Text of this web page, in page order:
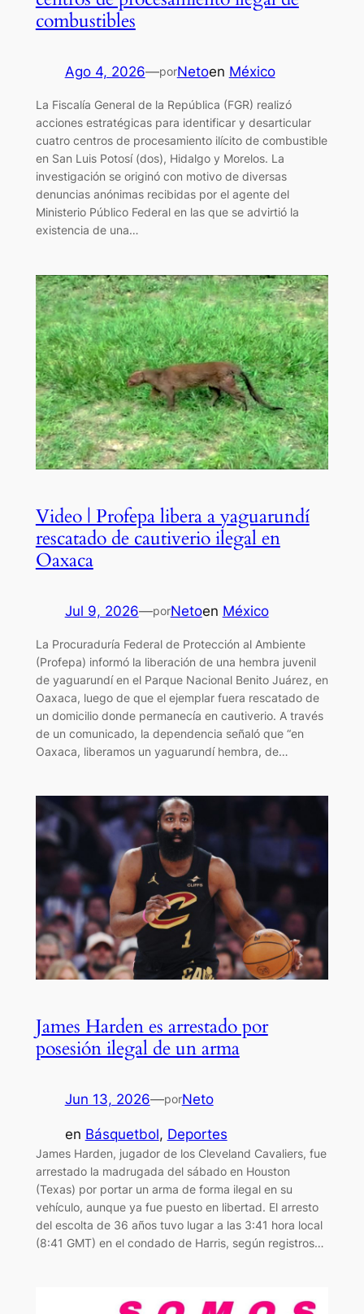
combustibles
Ago 4, 2026—porNetoen México
La Fiscalía General de la República (FGR) realizó
acciones estratégicas para identificar y desarticular
cuatro centros de procesamiento ilícito de combustible
en San Luis Potosí (dos), Hidalgo y Morelos. La
investigación se originó con motivo de diversas
denuncias anónimas recibidas por el agente del
Ministerio Público Federal en las que se advirtió la
existencia de una…
Video | Profepa libera a yaguarundí
rescatado de cautiverio ilegal en
Oaxaca
Jul 9, 2026—porNetoen México
La Procuraduría Federal de Protección al Ambiente
(Profepa) informó la liberación de una hembra juvenil
de yaguarundí en el Parque Nacional Benito Juárez, en
Oaxaca, luego de que el ejemplar fuera rescatado de
un domicilio donde permanecía en cautiverio. A través
de un comunicado, la dependencia señaló que “en
Oaxaca, liberamos un yaguarundí hembra, de…
James Harden es arrestado por
posesión ilegal de un arma
Jun 13, 2026—porNeto
en Básquetbol, Deportes
James Harden, jugador de los Cleveland Cavaliers, fue
arrestado la madrugada del sábado en Houston
(Texas) por portar un arma de forma ilegal en su
vehículo, aunque ya fue puesto en libertad. El arresto
del escolta de 36 años tuvo lugar a las 3:41 hora local
(8:41 GMT) en el condado de Harris, según registros…